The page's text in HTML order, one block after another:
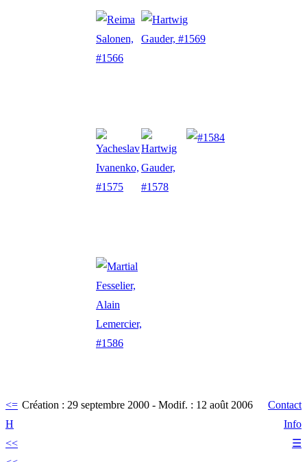
<=
H
<<
Contact
Info
☰
Création : 29 septembre 2000 - Modif. : 12 août 2006